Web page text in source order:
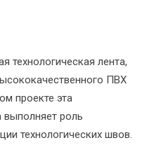
технологическая лента,
ПВХ
проекте эта
роль
технологических швов.